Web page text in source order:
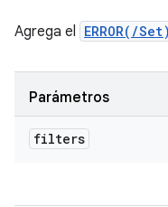
Agrega el ERROR(/Set)
Parámetros
filters